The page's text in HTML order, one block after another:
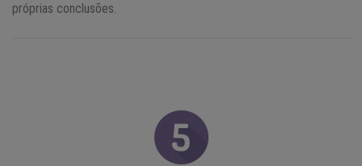
próprias conclusões.